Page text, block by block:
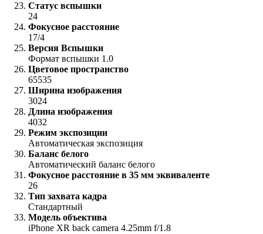
Статус вспышки
24
Фокусное расстояние
17/4
Версия Вспышки
Формат вспышки 1.0
Цветовое пространство
65535
Ширина изображения
3024
Длина изображения
4032
Режим экспозиции
Автоматическая экспозиция
Баланс белого
Автоматический баланс белого
Фокусное расстояние в 35 мм эквиваленте
26
Тип захвата кадра
Стандартный
Модель объектива
iPhone XR back camera 4.25mm f/1.8